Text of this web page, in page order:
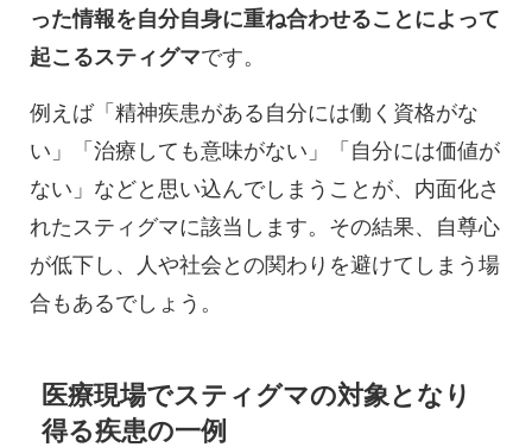
った情報を自分自身に重ね合わせることによって
起こるスティグマです。
例えば「精神疾患がある自分には働く資格がな
い」「治療しても意味がない」「自分には価値が
ない」などと思い込んでしまうことが、内面化さ
れたスティグマに該当します。その結果、自尊心
が低下し、人や社会との関わりを避けてしまう場
合もあるでしょう。
医療現場でスティグマの対象となり
得る疾患の一例